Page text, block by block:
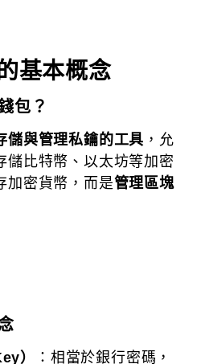
基本概念
包？
儲與管理私鑰的工具 ，允
儲比特幣、以太坊等加密
加密貨幣，而是管理區塊
）
：相當於銀行密碼，